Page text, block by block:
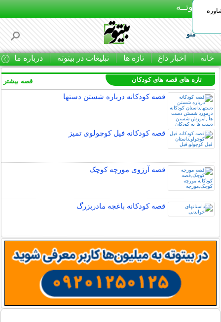
بـیتوتــه
منو
خانه اخبار داغ تازه ها تبلیغات در بیتوته درباره ما
تازه های قصه های کودکان
قصه کودکانه درباره شستن دستها
قصه کودکانه فیل کوچولوی تمیز
قصه آرزوی مورچه کوچک
قصه کودکانه باغچه مادربزرگ
قصه بیشتر